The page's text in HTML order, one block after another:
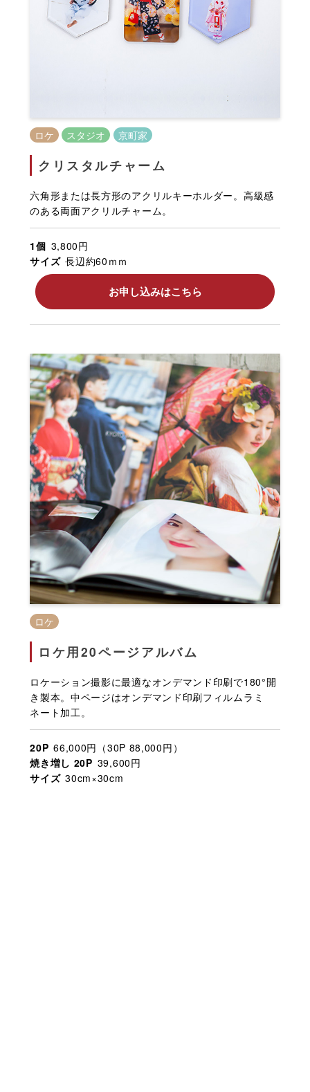
ロケ スタジオ 京町家
クリスタルチャーム
六角形または長方形のアクリルキーホルダー。高級感
のある両面アクリルチャーム。
1個 3,800円
サイズ 長辺約60ｍｍ
お申し込みはこちら
ロケ
ロケ用20ページアルバム
ロケーション撮影に最適なオンデマンド印刷で180°開
き製本。中ページはオンデマンド印刷フィルムラミ
ネート加工。
20P 66,000円（30P 88,000円）
焼き増し 20P 39,600円
サイズ 30cm×30cm